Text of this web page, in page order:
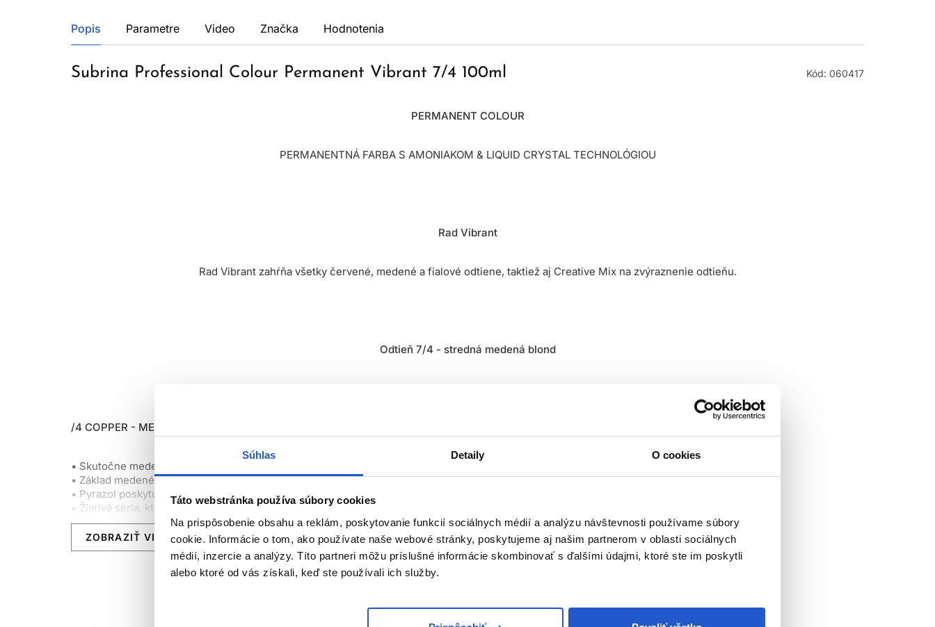
Súhlas Detaily O cookies
Táto webstránka používa súbory cookies
Na prispôsobenie obsahu a reklám, poskytovanie funkcií sociálnych médií a analýzu návštevnosti používame súbory
cookie. Informácie o tom, ako používate naše webové stránky, poskytujeme aj našim partnerom v oblasti sociálnych
médií, inzercie a analýzy. Títo partneri môžu príslušné informácie skombinovať s ďalšími údajmi, ktoré ste im poskytli
alebo ktoré od vás získali, keď ste používali ich služby.
Popis Parametre Video Značka Hodnotenia
Subrina Professional Colour Permanent Vibrant 7/4 100ml Kód: 060417
PERMANENT COLOUR
PERMANENTNÁ FARBA S AMONIAKOM & LIQUID CRYSTAL TECHNOLÓGIOU
Rad Vibrant
Rad Vibrant zahŕňa všetky červené, medené a fialové odtiene, taktiež aj Creative Mix na zvýraznenie odtieňu.
Odtieň 7/4 - stredná medená blond
/4 COPPER - MEDENÉ ODTIENE:
• Skutočne medený odtieň, menej mosadzný.
• Základ medeného odtieňu je oranžový s červenou molekulou Pyrazol.
• Pyrazol poskytuje bohatý žiarivý lesk.
• Žiarivá séria, ktorá poskytuje až do 70% krytie šedivých vlasov.
ZOBRAZIŤ VIAC